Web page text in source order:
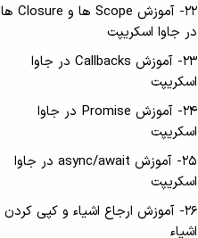
22- آموزش Scope ها و Closure ها
در جاوا اسکریپت
23- آموزش Callbacks در جاوا
اسکریپت
24- آموزش Promise در جاوا
اسکریپت
25- آموزش async/await در جاوا
اسکریپت
26- آموزش ارجاع اشیاء و کپی کردن
اشیاء